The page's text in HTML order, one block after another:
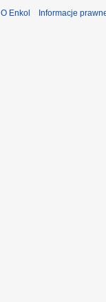
O Enkol Informacje